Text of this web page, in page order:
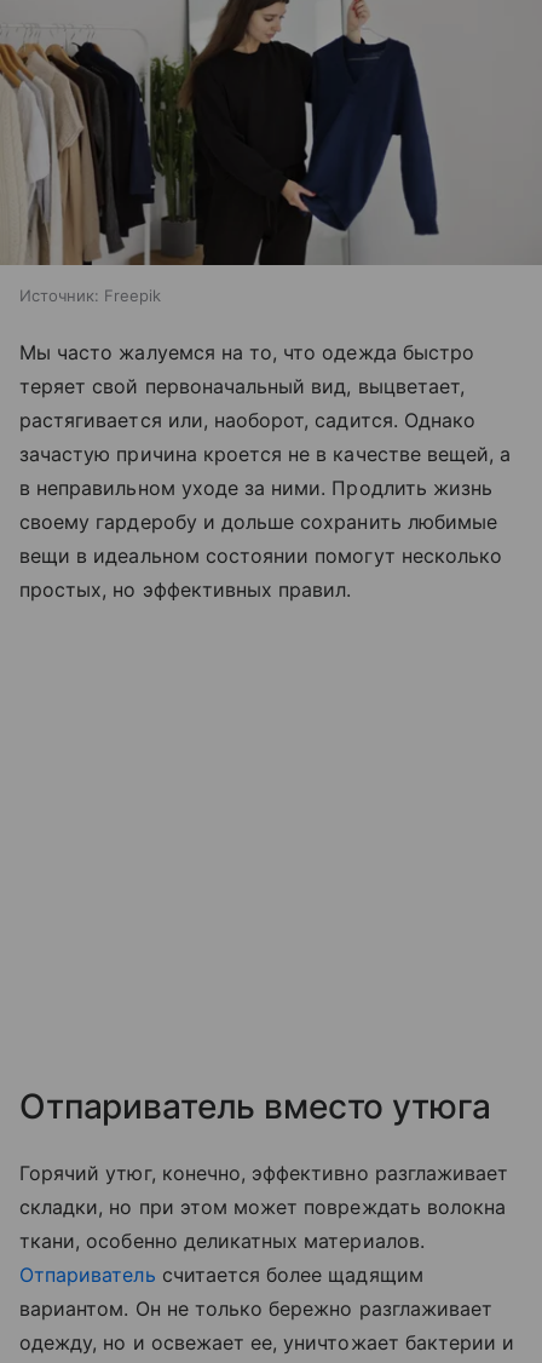
Источник: Freepik
Мы часто жалуемся на то, что одежда быстро
теряет свой первоначальный вид, выцветает,
растягивается или, наоборот, садится. Однако
зачастую причина кроется не в качестве вещей, а
в неправильном уходе за ними. Продлить жизнь
своему гардеробу и дольше сохранить любимые
вещи в идеальном состоянии помогут несколько
простых, но эффективных правил.
Отпариватель вместо утюга
Горячий утюг, конечно, эффективно разглаживает
складки, но при этом может повреждать волокна
ткани, особенно деликатных материалов.
Отпариватель считается более щадящим
вариантом. Он не только бережно разглаживает
одежду, но и освежает ее, уничтожает бактерии и